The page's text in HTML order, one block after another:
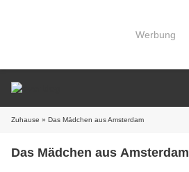
Werbung
Zuhause » Das Mädchen aus Amsterdam
Das Mädchen aus Amsterdam